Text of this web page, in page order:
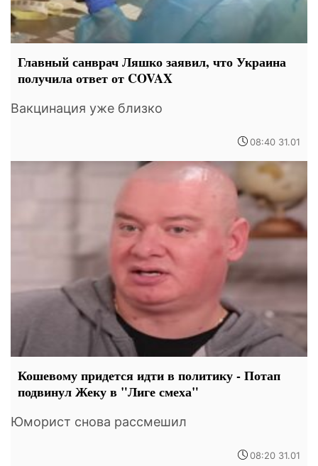
Главный санврач Ляшко заявил, что Украина
получила ответ от COVAX
Вакцинация уже близко
08:40 31.01
Кошевому придется идти в политику - Потап
подвинул Жеку в "Лиге смеха"
Юморист снова рассмешил
08:20 31.01